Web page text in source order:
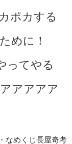
ポカする
めに！
てやる
アアアア
なめくじ長屋奇考